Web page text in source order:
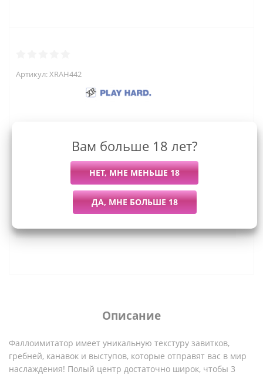
Артикул:XRAH442
Последний раз купили
Более 7 дней назад
Всего купили
13 штук
Мы работаем с организациями и ИП.
Описание
Фаллоимитатор имеет уникальную текстуру завитков,
гребней, канавок и выступов, которые отправят вас в мир
наслаждения! Полый центр достаточно широк, чтобы 3
Вам больше 18 лет?